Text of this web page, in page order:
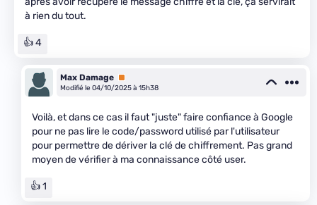
à rien du tout.
👍 4
Max Damage Premium
Modifié le 04/10/2025 à 15h38
Voilà, et dans ce cas il faut "juste" faire confiance à Google
pour ne pas lire le code/password utilisé par l'utilisateur
pour permettre de dériver la clé de chiffrement. Pas grand
moyen de vérifier à ma connaissance côté user.
👍 1